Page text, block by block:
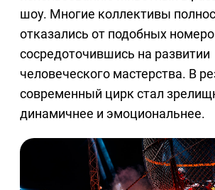
шоу. Многие коллективы
отказались от подобных
сосредоточившись на развитии
человеческого мастерства. В
современный цирк стал
динамичнее и эмоциональнее.